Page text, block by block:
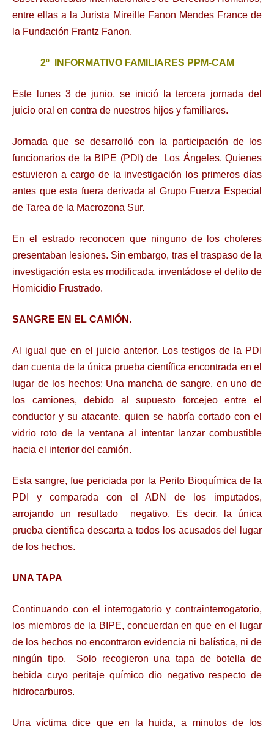
entre ellas a la Jurista Mireille Fanon Mendes France de
la Fundación Frantz Fanon.
2º INFORMATIVO FAMILIARES PPM-CAM
Este lunes 3 de junio, se inició la tercera jornada del
juicio oral en contra de nuestros hijos y familiares.
Jornada que se desarrolló con la participación de los
funcionarios de la BIPE (PDI) de Los Ángeles. Quienes
estuvieron a cargo de la investigación los primeros días
antes que esta fuera derivada al Grupo Fuerza Especial
de Tarea de la Macrozona Sur.
En el estrado reconocen que ninguno de los choferes
presentaban lesiones. Sin embargo, tras el traspaso de la
investigación esta es modificada, inventádose el delito de
Homicidio Frustrado.
SANGRE EN EL CAMIÓN.
Al igual que en el juicio anterior. Los testigos de la PDI
dan cuenta de la única prueba científica encontrada en el
lugar de los hechos: Una mancha de sangre, en uno de
los camiones, debido al supuesto forcejeo entre el
conductor y su atacante, quien se habría cortado con el
vidrio roto de la ventana al intentar lanzar combustible
hacia el interior del camión.
Esta sangre, fue periciada por la Perito Bioquímica de la
PDI y comparada con el ADN de los imputados,
arrojando un resultado negativo. Es decir, la única
prueba científica descarta a todos los acusados del lugar
de los hechos.
UNA TAPA
Continuando con el interrogatorio y contrainterrogatorio,
los miembros de la BIPE, concuerdan en que en el lugar
de los hechos no encontraron evidencia ni balística, ni de
ningún tipo. Solo recogieron una tapa de botella de
bebida cuyo peritaje químico dio negativo respecto de
hidrocarburos.
Una víctima dice que en la huida, a minutos de los